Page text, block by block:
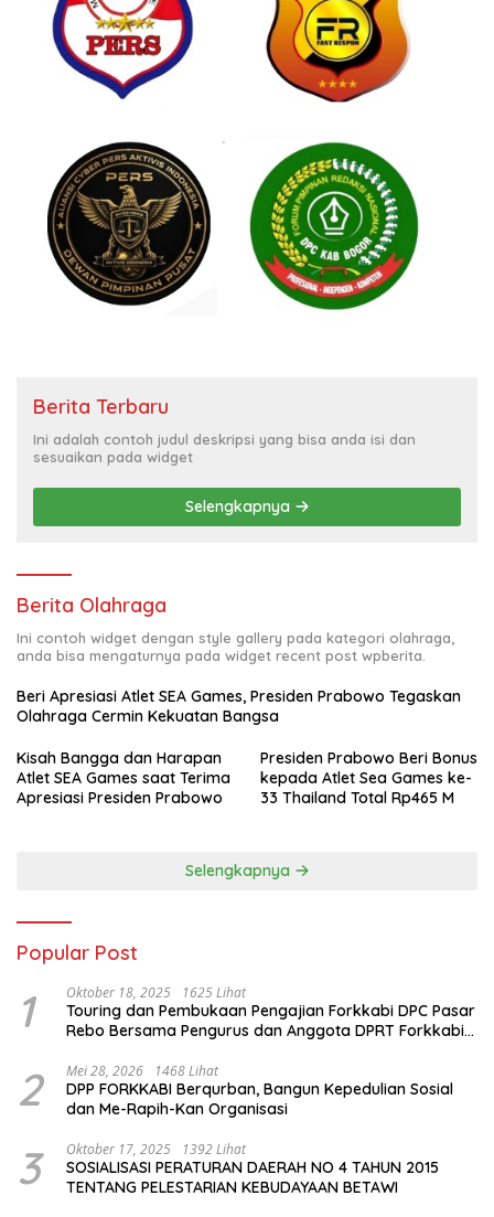
Berita Terbaru
Ini adalah contoh judul deskripsi yang bisa anda isi dan
sesuaikan pada widget
Selengkapnya
Berita Olahraga
Ini contoh widget dengan style gallery pada kategori olahraga,
anda bisa mengaturnya pada widget recent post wpberita.
Beri Apresiasi Atlet SEA Games, Presiden Prabowo Tegaskan
Olahraga Cermin Kekuatan Bangsa
Kisah Bangga dan Harapan
Atlet SEA Games saat Terima
Apresiasi Presiden Prabowo
Presiden Prabowo Beri Bonus
kepada Atlet Sea Games ke-
33 Thailand Total Rp465 M
Selengkapnya
Popular Post
1 Oktober 18, 2025 1625 Lihat
Touring dan Pembukaan Pengajian Forkkabi DPC Pasar
Rebo Bersama Pengurus dan Anggota DPRT Forkkabi
2 Mei 28, 2026 1468 Lihat
DPP FORKKABI Berqurban, Bangun Kepedulian Sosial
dan Me-Rapih-Kan Organisasi
3 Oktober 17, 2025 1392 Lihat
SOSIALISASI PERATURAN DAERAH NO 4 TAHUN 2015
TENTANG PELESTARIAN KEBUDAYAAN BETAWI